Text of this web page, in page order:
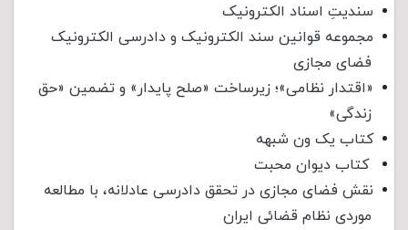
سندیتِ اسناد الکترونیک
مجموعه قوانین سند الکترونیک و دادرسی الکترونیک
فضای مجازی
«اقتدار نظامی»؛ زیرساخت «صلح پایدار» و تضمین «حق
زندگی»
کتاب یک ون شبهه
کتاب دیوان محبت
نقش فضای مجازی در تحقق دادرسی عادلانه، با مطالعه
موردی نظام قضائی ایران